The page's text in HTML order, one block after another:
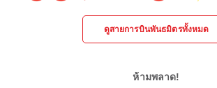
ดูสายการบินพันธมิตรทั้งหมด
ห้ามพลาด!